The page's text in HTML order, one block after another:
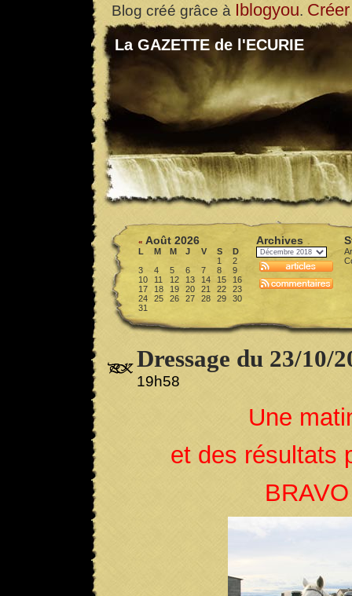
Blog créé grâce à Iblogyou.
La GAZETTE de l'ECURIE
« Août 2026
L M M J V S
D
1
2
3
4 5 6 7 8
9
10
11 12 13 14 15
16
17
18 19 20 21 22
23
24
25 26 27 28 29
30
31
Archives
Dressage du 23/10/
19h58
Une
et des résultats